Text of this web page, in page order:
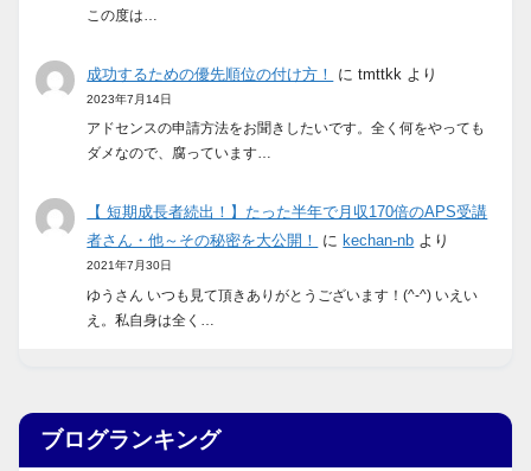
この度は…
成功するための優先順位の付け方！ にtmttkk より
2023年7月14日
アドセンスの申請方法をお聞きしたいです。全く何をやっても
ダメなので、腐っています…
【 短期成長者続出！】たった半年で月収170倍のAPS受講
者さん・他～その秘密を大公開！
に kechan-nb より
2021年7月30日
ゆうさん いつも見て頂きありがとうございます！(^-^) いえい
え。私自身は全く…
ブログランキング